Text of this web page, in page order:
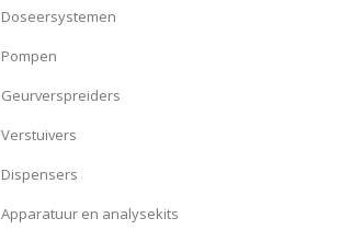
Doseersystemen
Pompen
Geurverspreiders
Verstuivers
Dispensers
Apparatuur en analysekits